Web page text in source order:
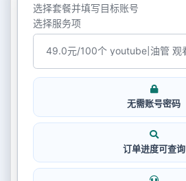
选择套餐并填写目标账号
选择服务项
无需账号密码
订单进度可查询